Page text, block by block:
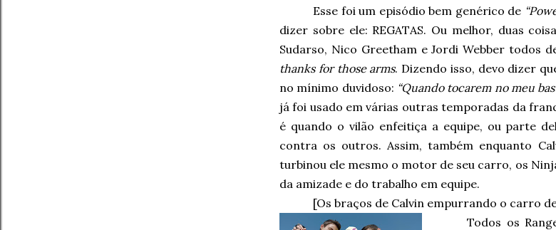
Esse foi um episódio bem genérico de
dizer sobre ele: REGATAS. Ou melhor, duas
Sudarso, Nico Greetham e Jordi Webber todos
thanks for those arms. Dizendo isso, devo dizer
no mínimo duvidoso: “Quando tocarem no meu
já foi usado em várias outras temporadas da
é quando o vilão enfeitiça a equipe, ou parte
contra os outros. Assim, também enquanto
turbinou ele mesmo o motor de seu carro, os
da amizade e do trabalho em equipe.
[Os braços de Calvin empurrando o carro
Todos os